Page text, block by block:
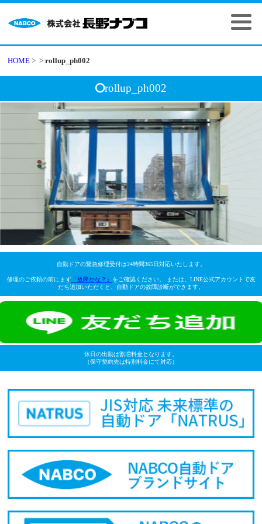
HOME > >rollup_ph002
rollup_ph002
自動ドアの緊急修理受付は24時間365日対応いたします。
修理のご依頼の前にまず「故障かな？」
をご確認ください。 または、LINE公式アカウントで友
だち追加いただくと、自動ドアの故障診断ができます。
休日の出動は割増料金となります。
（保守契約先は特別料金にて対応）